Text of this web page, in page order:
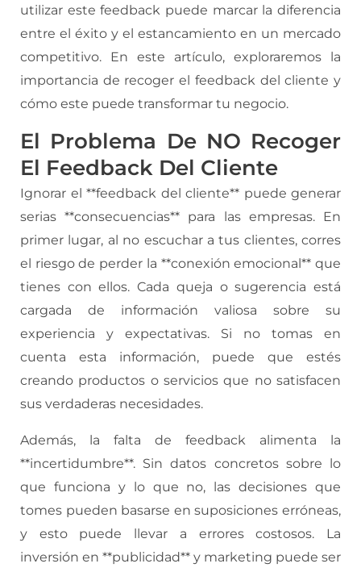
utilizar este feedback puede marcar la diferencia
entre el éxito y el estancamiento en un mercado
competitivo. En este artículo, exploraremos la
importancia de recoger el feedback del cliente y
cómo este puede transformar tu negocio.
El Problema De NO Recoger
El Feedback Del Cliente
Ignorar el **feedback del cliente** puede generar
serias **consecuencias** para las empresas. En
primer lugar, al no escuchar a tus clientes, corres
el riesgo de perder la **conexión emocional** que
tienes con ellos. Cada queja o sugerencia está
cargada de información valiosa sobre su
experiencia y expectativas. Si no tomas en
cuenta esta información, puede que estés
creando productos o servicios que no satisfacen
sus verdaderas necesidades.
Además, la falta de feedback alimenta la
**incertidumbre**. Sin datos concretos sobre lo
que funciona y lo que no, las decisiones que
tomes pueden basarse en suposiciones erróneas,
y esto puede llevar a errores costosos. La
inversión en **publicidad** y marketing puede ser